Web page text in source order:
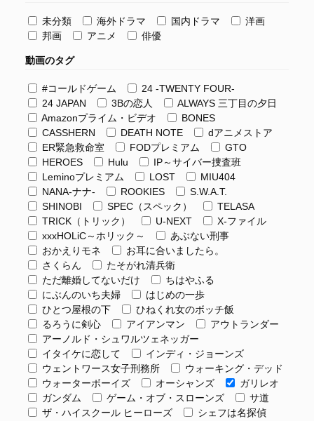
未分類 海外ドラマ 国内ドラマ
洋画
邦画
アニメ 俳優
動画のタグ
#コールドゲーム
24 -TWENTY FOUR-
24 JAPAN
3Bの恋人
ALWAYS 三丁目の夕日
Amazonプライム・ビデオ
BONES
CASSHERN
DEATH NOTE
dアニメストア
ER緊急救命室
FODプレミアム
GTO
HEROES
Hulu
IP～サイバー捜査班
Leminoプレミアム
LOST
MIU404
NANA-ナナ-
ROOKIES
S.W.A.T.
SHINOBI
SPEC（スペック）
TELASA
TRICK（トリック）
U-NEXT
X-ファイル
xxxHOLiC～ホリック～
あぶない刑事
おかえりモネ
お耳に合いましたら。
さくらん
たそがれ清兵衛
ただ離婚してないだけ
ちはやふる
にぶんのいち夫婦
はじめの一歩
ひとつ屋根の下
ひねくれ女のボッチ飯
るろうに剣心
アイアンマン
アウトランダー
アーノルド・シュワルツェネッガー
イタイケに恋して
インディ・ジョーンズ
ウェントワース女子刑務所
ウォーキング・デッド
ウォーターボーイズ
オーシャンズ
ガリレオ
ガンダム
ゲーム・オブ・スローンズ
サ道
ザ・ハイスクール ヒーローズ
シェフは名探偵